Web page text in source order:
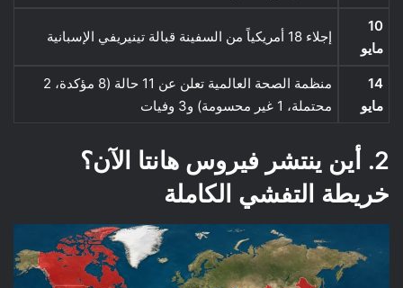
10
مايو
إجلاء 18 أمريكياً من السفينة قبالة تينيريفي الإسبانية
14
مايو
منظمة الصحة العالمية تعلن عن 11 حالة (8 مؤكدة، 2
محتملة، 1 غير محسومة) و3 وفيات
2. أين ينتشر فيروس هانتا الآن؟
خريطة التفشي الكاملة